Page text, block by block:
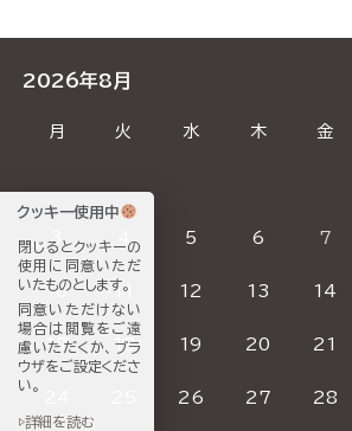
2026年8月
月 火 水 木 金
3 5 6 7
10 11 12 13 14
17 18 19 20 21
26 27 28
クッキー使用中
閉じるとクッキーの
使用に同意いただ
いたものとします。
同意いただけない
場合は閲覧をご遠
慮いただくか、ブラ
ウザをご設定くださ
い。
▷詳細を読む